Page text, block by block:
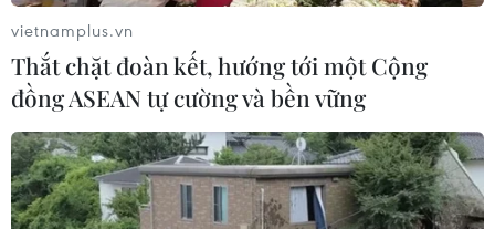
vietnamplus.vn
Thắt chặt đoàn kết, hướng tới một Cộng
đồng ASEAN tự cường và bền vững